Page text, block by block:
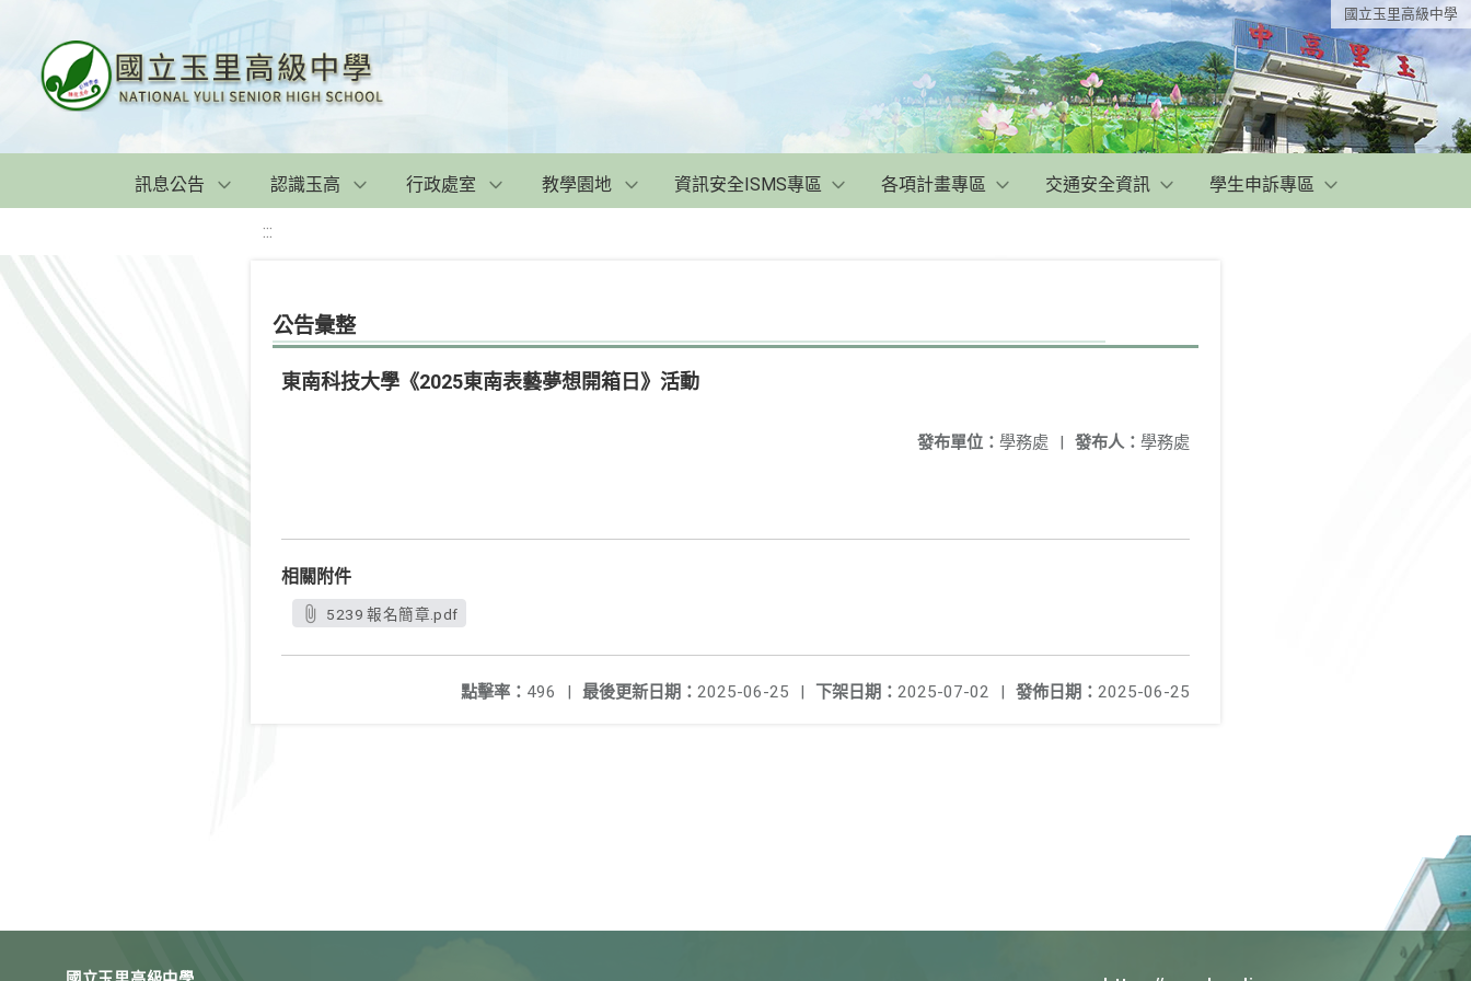
國立玉里高級中學
訊息公告 認識玉高 行政處室 教學園地 資訊安全ISMS專區 各項計畫專區 交通安全資訊 學生申訴專區
:::
公告彙整
東南科技大學《2025東南表藝夢想開箱日》活動
發布人： 學務處
發布單位： 學務處 |
相關附件
5239 報名簡章.pdf
發佈日期： 2025-06-25
下架日期： 2025-07-02 |
最後更新日期： 2025-06-25 |
點擊率： 496 |